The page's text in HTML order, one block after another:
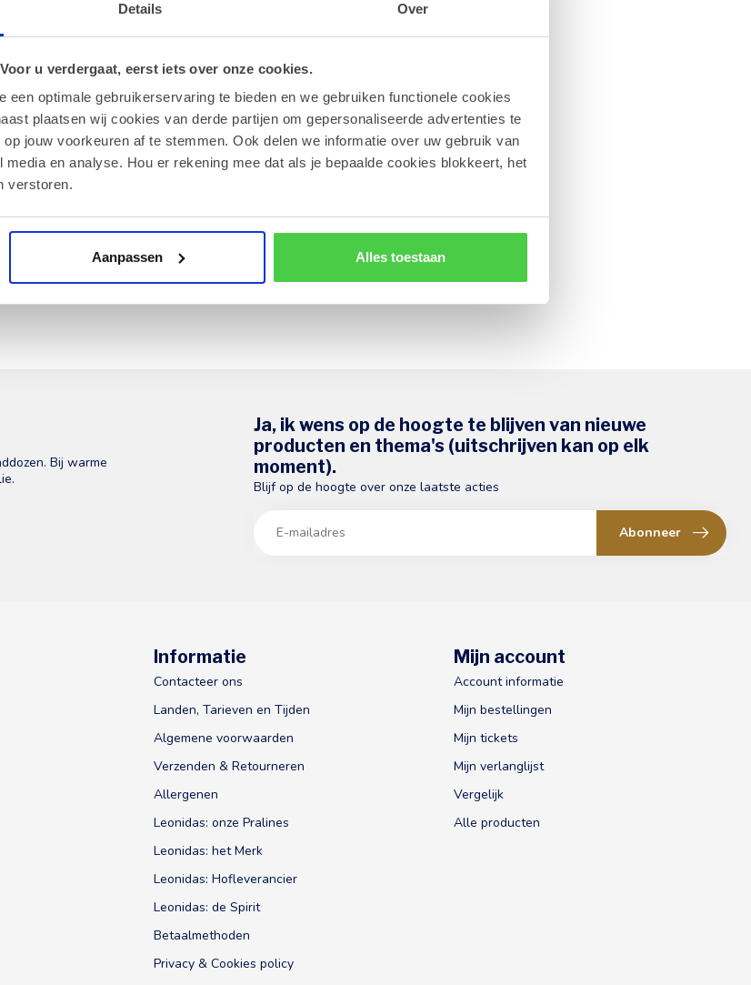
Details Over
u verdergaat, eerst iets over onze cookies.
een optimale gebruikerservaring te bieden en we gebruiken functionele cookies
plaatsen wij cookies van derde partijen om gepersonaliseerde advertenties te
jouw voorkeuren af te stemmen. Ook delen we informatie over uw gebruik van
en analyse. Hou er rekening mee dat als je bepaalde cookies blokkeert, het
verstoren.
Aanpassen Alles toestaan
Bij warme
Ja, ik wens op de hoogte te blijven van nieuwe
producten en thema's (uitschrijven kan op elk
moment).
Blijf op de hoogte over onze laatste acties
Abonneer
Informatie
Contacteer ons
Landen, Tarieven en Tijden
Algemene voorwaarden
Verzenden & Retourneren
Allergenen
Leonidas: onze Pralines
Leonidas: het Merk
Leonidas: Hofleverancier
Leonidas: de Spirit
Betaalmethoden
Privacy & Cookies policy
Mijn account
Account informatie
Mijn bestellingen
Mijn tickets
Mijn verlanglijst
Vergelijk
Alle producten